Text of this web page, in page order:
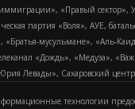
«Правый
партия «Воля», АУЕ,
мусульмане», «Аль-
«Дождь», «Медуза»,
Левады», Сахаровский
технологии